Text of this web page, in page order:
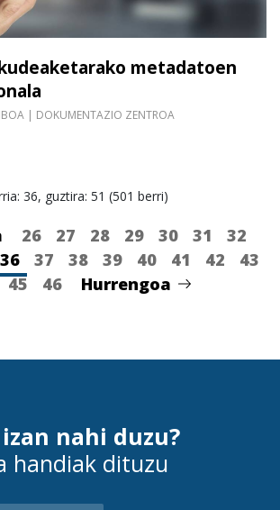
metadatoen
| DOKUMENTAZIO ZENTROA
36, guztira: 51 (501 berri)
26 27 28 29 30 31
32
36 37 38 39 40 41 42
43
45 46 Hurrengoa
nahi duzu?
handiak dituzu